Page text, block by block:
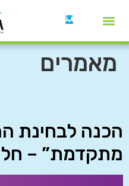
מאמרים
הכנה לבחינת
מתקדמת” – חלק